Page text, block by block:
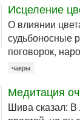
Исцеление
О влиянии
судьбоносные
поговорок,
чакры
Медитация
Шива сказал: В